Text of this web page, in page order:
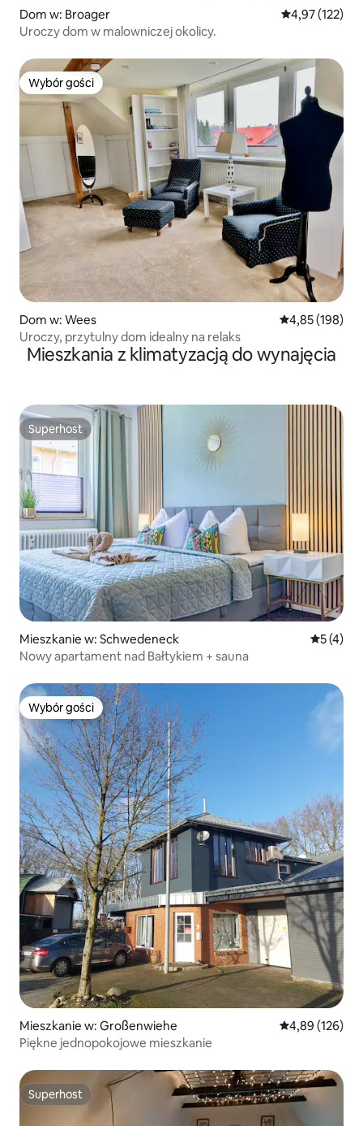
Dom w: Broager Średnia
4,97 (122)
Uroczy dom w malowniczej okolicy.
Wybór gości
Wybór gości
Dom w: Wees Średnia
4,85 (198)
Uroczy, przytulny dom idealny na relaks
Mieszkania z klimatyzacją do wynajęcia
Superhost
Superhost
Mieszkanie w: Schwedeneck Średnia
5 (4)
Nowy apartament nad Bałtykiem + sauna
Wybór gości
Wybór gości
Mieszkanie w: Großenwiehe Średnia
4,89 (126)
Piękne jednopokojowe mieszkanie
Superhost
Superhost